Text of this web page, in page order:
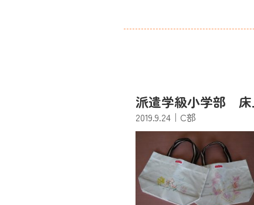
派遣学級小学部
2019.9.24 ｜C部